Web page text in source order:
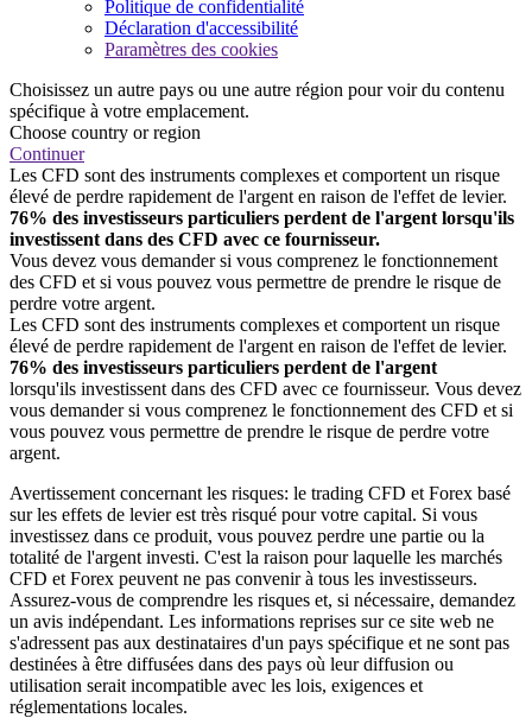
Politique de confidentialité
Déclaration d'accessibilité
Paramètres des cookies
Choisissez un autre pays ou une autre région pour voir du contenu
spécifique à votre emplacement.
Choose country or region
Continuer
Les CFD sont des instruments complexes et comportent un risque
élevé de perdre rapidement de l'argent en raison de l'effet de levier.
76% des investisseurs particuliers perdent de l'argent lorsqu'ils
investissent dans des CFD avec ce fournisseur.
Vous devez vous demander si vous comprenez le fonctionnement
des CFD et si vous pouvez vous permettre de prendre le risque de
perdre votre argent.
Les CFD sont des instruments complexes et comportent un risque
élevé de perdre rapidement de l'argent en raison de l'effet de levier.
76% des investisseurs particuliers perdent de l'argent
lorsqu'ils investissent dans des CFD avec ce fournisseur. Vous devez
vous demander si vous comprenez le fonctionnement des CFD et si
vous pouvez vous permettre de prendre le risque de perdre votre
argent.
Avertissement concernant les risques: le trading CFD et Forex basé
sur les effets de levier est très risqué pour votre capital. Si vous
investissez dans ce produit, vous pouvez perdre une partie ou la
totalité de l'argent investi. C'est la raison pour laquelle les marchés
CFD et Forex peuvent ne pas convenir à tous les investisseurs.
Assurez-vous de comprendre les risques et, si nécessaire, demandez
un avis indépendant. Les informations reprises sur ce site web ne
s'adressent pas aux destinataires d'un pays spécifique et ne sont pas
destinées à être diffusées dans des pays où leur diffusion ou
utilisation serait incompatible avec les lois, exigences et
réglementations locales.